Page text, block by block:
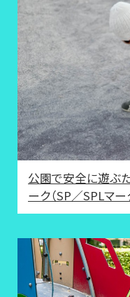
公園で安全に遊ぶ
ーク（SP／SPLマー